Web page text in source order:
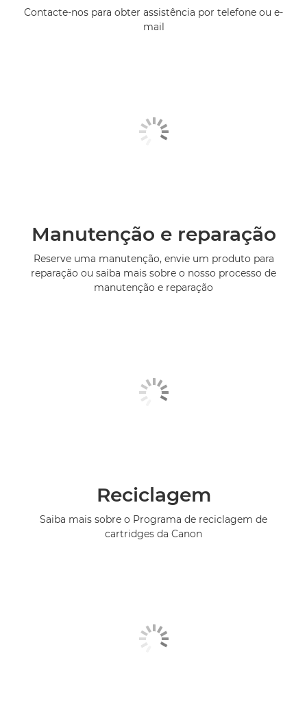
Contacte-nos para obter assistência por telefone ou e-
mail
Manutenção e reparação
Reserve uma manutenção, envie um produto para
reparação ou saiba mais sobre o nosso processo de
manutenção e reparação
Reciclagem
Saiba mais sobre o Programa de reciclagem de
cartridges da Canon